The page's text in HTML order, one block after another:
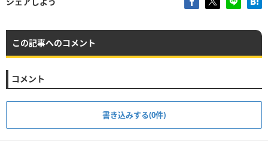
この記事へのコメント
コメント
書き込みする(0件)